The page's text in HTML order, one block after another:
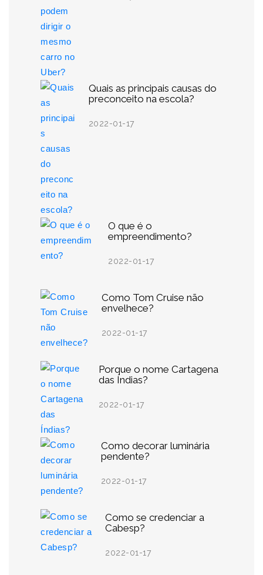
Quais as principais causas do
preconceito na escola?
2022-01-17
O que é o
empreendimento?
2022-01-17
Como Tom Cruise não
envelhece?
2022-01-17
Porque o nome Cartagena
das Índias?
2022-01-17
Como decorar luminária
pendente?
2022-01-17
Como se credenciar a
Cabesp?
2022-01-17